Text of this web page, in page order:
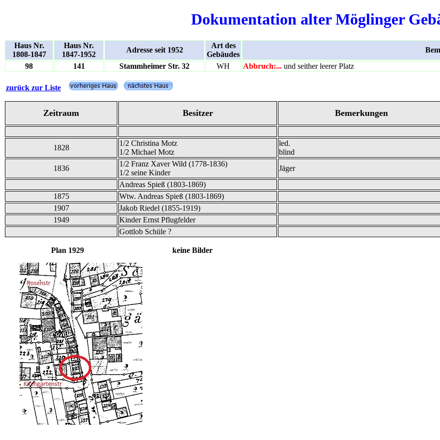
Dokumentation alter Möglinger
Haus Nr.
1808-1847
Haus Nr.
1847-1952
Adresse seit 1952
Art des
Gebäudes
98
141 Stammheimer Str. 32 WH Abbruch:... und seither leerer Platz
zurück zur Liste
Zeitraum Besitzer Bemerkungen
1828
1/2 Christina Motz
1/2 Michael Motz
led.
blind
1836
1/2 Franz Xaver Wild (1778-1836)
1/2 seine Kinder
Jäger
Andreas Spieß (1803-1869)
1875
Wtw. Andreas Spieß (1803-1869)
1907
Jakob Riedel (1855-1919)
1949
Kinder Ernst Pflugfelder
Gottlob Schüle ?
Plan 1929 keine Bilder